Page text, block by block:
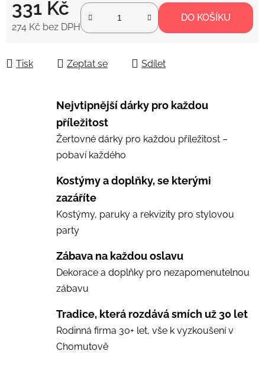
331 Kč
274 Kč bez DPH
DO KOŠÍKU
Tisk Zeptat se Sdílet
Nejvtipnější dárky pro každou
příležitost
Žertovné dárky pro každou příležitost –
pobaví každého
Kostýmy a doplňky, se kterými
zazáříte
Kostýmy, paruky a rekvizity pro stylovou
party
Zábava na každou oslavu
Dekorace a doplňky pro nezapomenutelnou
zábavu
Tradice, která rozdává smích už 30 let
Rodinná firma 30+ let, vše k vyzkoušení v
Chomutově